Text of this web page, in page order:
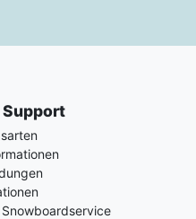
Support